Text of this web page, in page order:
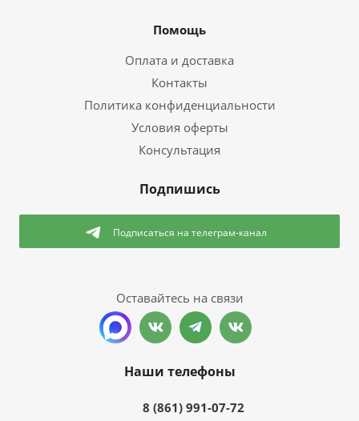
Помощь
Оплата и доставка
Контакты
Политика конфиденциальности
Условия оферты
Консультация
Подпишись
Подписаться на телеграм-канал
Оставайтесь на связи
Наши телефоны
8 (861) 991-07-72